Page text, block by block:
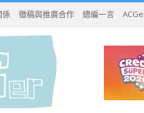
係 徵稿與推廣合作 總編一言